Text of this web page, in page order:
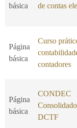
básica
de contas
Página
básica
Curso
contadores
Página
básica
CONDEC
DCTF